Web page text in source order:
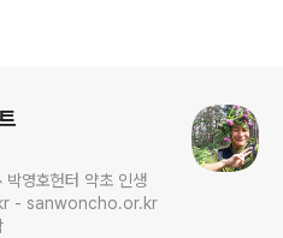
영호헌터 약초 인생